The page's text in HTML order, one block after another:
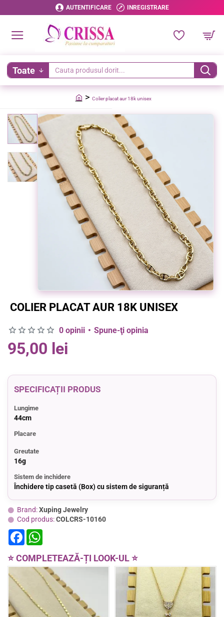
AUTENTIFICARE INREGISTRARE
Toate
Cauta
produsul
Colier placat aur 18k unisex
COLIER PLACAT AUR 18K UNISEX
SPECIFICAȚII PRODUS
Lungime
44cm
Placare
Greutate
16g
Sistem de inchidere
Închidere tip casetă (Box) cu sistem de siguranță
Brand:Xuping Jewelry
Cod produs:COLCRS-10160
0 opinii • Spune-ţi opinia
95,00 lei
F
a
e
b
k
t
s
A
p
p
⭐ COMPLETEAZĂ-ȚI LOOK-UL ⭐